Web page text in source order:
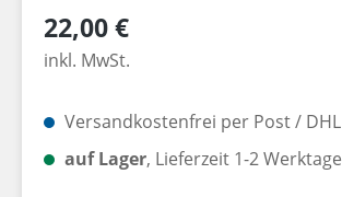
Regulärer Preis:
22,00 €
inkl. MwSt.
Versandkostenfrei per Post / DHL
auf Lager, Lieferzeit 1-2 Werktage